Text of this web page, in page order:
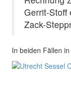
Gerrit-Stoff
Zack-
In beiden Fällen